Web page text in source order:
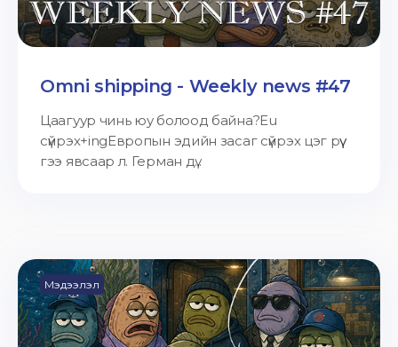
Omni shipping - Weekly news #47
Цаагуур чинь юу болоод байна?Eu
сүйрэх+ingЕвропын эдийн засаг сүйрэх цэг рүү
гээ явсаар л. Герман дү...
Мэдээлэл